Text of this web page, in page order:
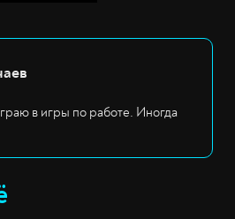
в игры по работе. Иногда